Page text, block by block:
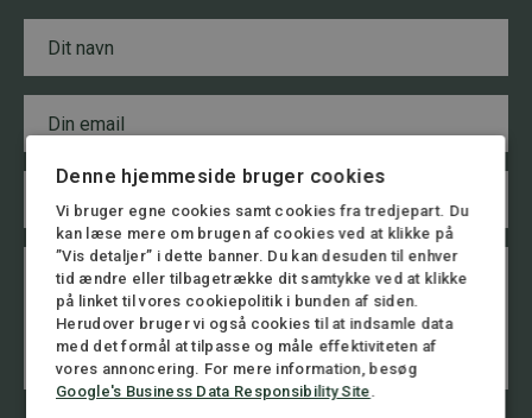
v
n
a
i
l
e
mo
Denne hjemmeside bruger cookies
Vi bruger egne cookies samt cookies fra tredjepart. Du
kan læse mere om brugen af cookies ved at klikke på
”Vis detaljer” i dette banner. Du kan desuden til enhver
tid ændre eller tilbagetrække dit samtykke ved at klikke
på linket til vores cookiepolitik i bunden af siden.
Herudover bruger vi også cookies til at indsamle data
med det formål at tilpasse og måle effektiviteten af
vores annoncering. For mere information, besøg
Google's Business Data Responsibility Site.